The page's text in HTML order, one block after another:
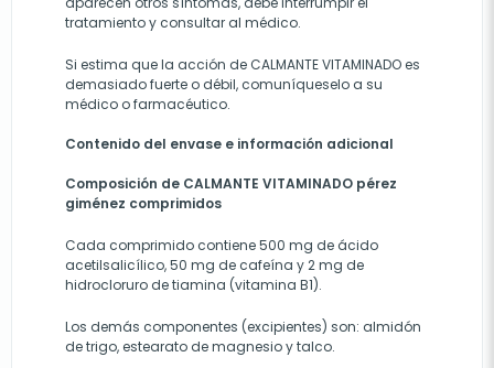
tratamiento y consultar al médico.
Si estima que la acción de CALMANTE VITAMINADO es
demasiado fuerte o débil, comuníqueselo a su
médico o farmacéutico.
Contenido del envase e información adicional
Composición de CALMANTE VITAMINADO pérez
giménez comprimidos
Cada comprimido contiene 500 mg de ácido
acetilsalicílico, 50 mg de cafeína y 2 mg de
hidrocloruro de tiamina (vitamina B1).
Los demás componentes (excipientes) son: almidón
de trigo, estearato de magnesio y talco.